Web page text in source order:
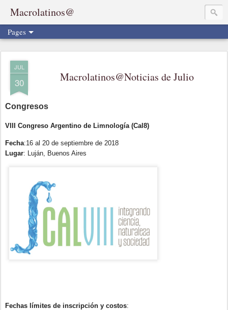
Macrolatinos@
Pages
JUL
30 Macrolatinos@Noticias de Julio
Congresos
VIII Congreso Argentino de Limnología (Cal8)
Fecha:16 al 20 de septiembre de 2018
Lugar: Luján, Buenos Aires
Fechas límites de inscripción y costos: